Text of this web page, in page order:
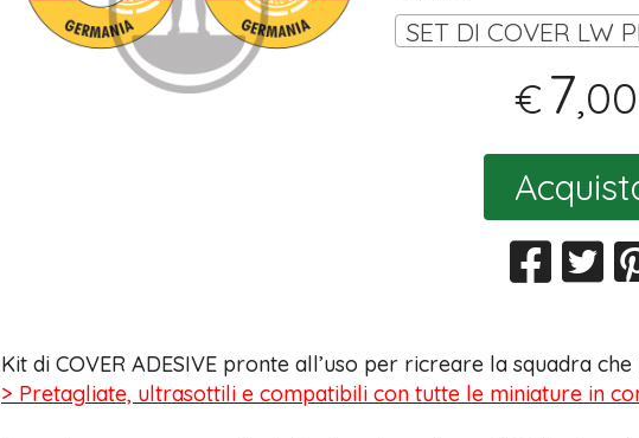
€ 7,00
Kit di COVER ADESIVE pronte all’uso per ricreare la squadra
> Pretagliate, ultrasottili e compatibili con tutte le miniature in